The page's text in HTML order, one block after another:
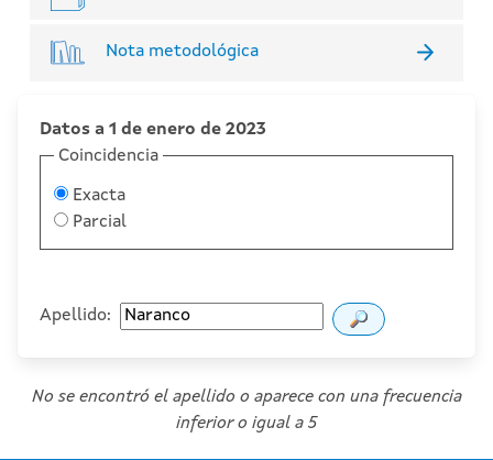
Nota metodológica
Datos a 1 de enero de 2023
Coincidencia
Exacta
Parcial
Apellido:
No se encontró el apellido o aparece con una frecuencia
inferior o igual a 5